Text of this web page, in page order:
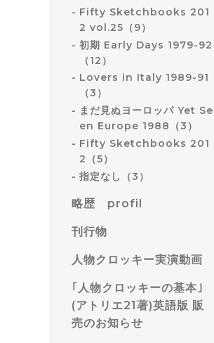
Fifty Sketchbooks 201
2 vol.25（9）
初期 Early Days 1979-92
（12）
Lovers in Italy 1989-91
（3）
まだ見ぬヨーロッパ Yet Se
en Europe 1988（3）
Fifty Sketchbooks 201
2（5）
指定なし（3）
略歴 profil
刊行物
人物クロッキー実演動画
｢人物クロッキーの基本｣
(アトリエ21著)英語版 販
売のお知らせ